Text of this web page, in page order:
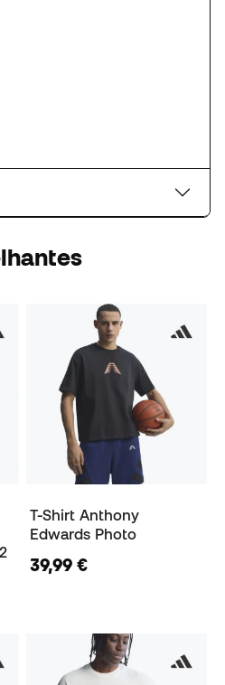
T-Shirt Anthony
Edwards Photo
39,99 €